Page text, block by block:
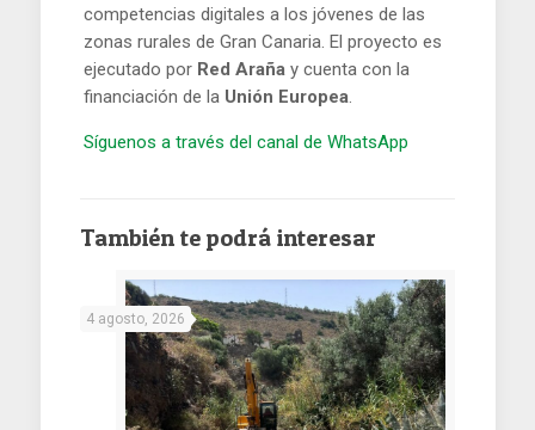
competencias digitales a los jóvenes de las
zonas rurales de Gran Canaria. El proyecto es
ejecutado por Red Araña y cuenta con la
financiación de la Unión Europea.
Síguenos a través del canal de WhatsApp
También te podrá interesar
4 agosto, 2026